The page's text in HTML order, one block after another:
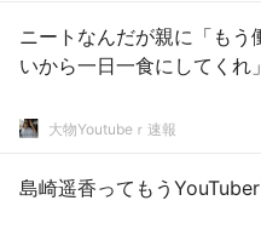
ニートなんだが親に「もう
いから一日一食にしてくれ
大物Youtubeｒ速報
島崎遥香ってもう